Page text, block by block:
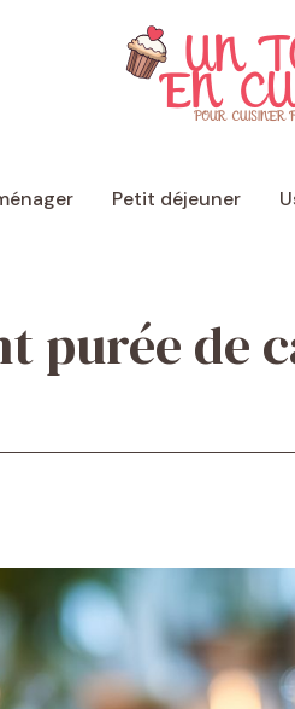
Petit déjeuner
purée de